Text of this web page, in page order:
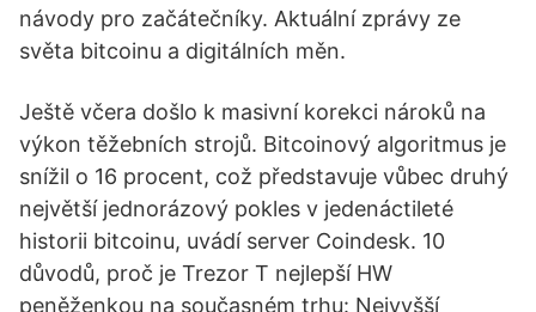
návody pro začátečníky. Aktuální zprávy ze
světa bitcoinu a digitálních měn.
Ještě včera došlo k masivní korekci nároků na
výkon těžebních strojů. Bitcoinový algoritmus je
snížil o 16 procent, což představuje vůbec druhý
největší jednorázový pokles v jedenáctileté
historii bitcoinu, uvádí server Coindesk. 10
důvodů, proč je Trezor T nejlepší HW
peněženkou na současném trhu: Nejvyšší